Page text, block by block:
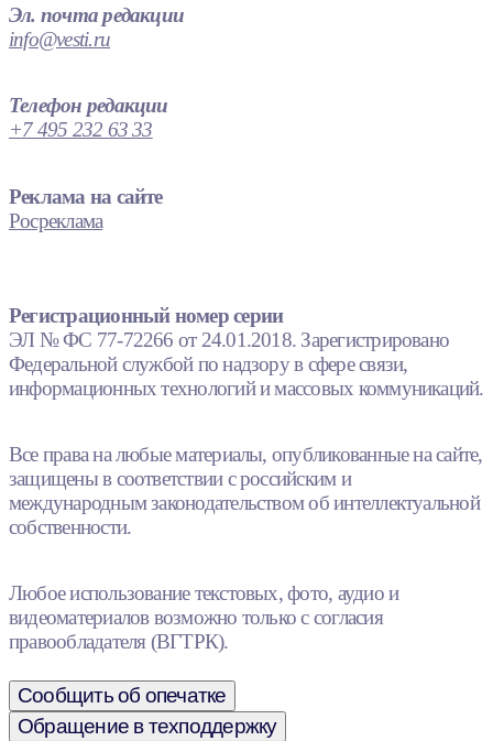
Эл. почта редакции
info@vesti.ru
Телефон редакции
+7 495 232 63 33
Реклама на сайте
Росреклама
Регистрационный номер серии
ЭЛ № ФС 77-72266 от 24.01.2018. Зарегистрировано
Федеральной службой по надзору в сфере связи,
информационных технологий и массовых коммуникаций.
Все права на любые материалы, опубликованные на сайте,
защищены в соответствии с российским и
международным законодательством об интеллектуальной
собственности.
Любое использование текстовых, фото, аудио и
видеоматериалов возможно только с согласия
правообладателя (ВГТРК).
Сообщить об опечатке
Обращение в техподдержку